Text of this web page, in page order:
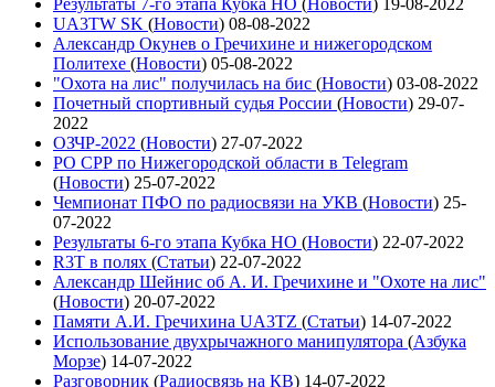
UA3TW SK (Новости) 08-08-2022
Александр Окунев о Гречихине и нижегородском
Политехе (Новости) 05-08-2022
"Охота на лис" получилась на бис (Новости) 03-08-2022
Почетный спортивный судья России (Новости) 29-07-
2022
ОЗЧР-2022 (Новости) 27-07-2022
РО СРР по Нижегородской области в Telegram
(Новости) 25-07-2022
Чемпионат ПФО по радиосвязи на УКВ (Новости) 25-
07-2022
Результаты 6-го этапа Кубка НО (Новости) 22-07-2022
R3T в полях (Статьи) 22-07-2022
Александр Шейнис об А. И. Гречихине и "Охоте на лис"
(Новости) 20-07-2022
Памяти А.И. Гречихина UA3TZ (Статьи) 14-07-2022
Использование двухрычажного манипулятора (Азбука
Морзе) 14-07-2022
Разговорник (Радиосвязь на КВ) 14-07-2022